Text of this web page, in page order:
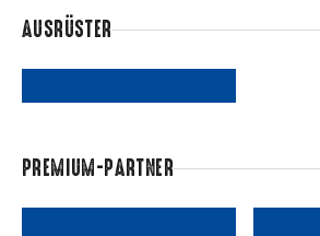
AUSRÜSTER
PREMIUM-PARTNER